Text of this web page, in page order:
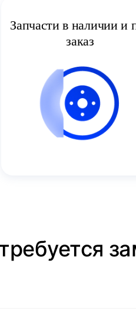
Запчасти в наличии и
заказ